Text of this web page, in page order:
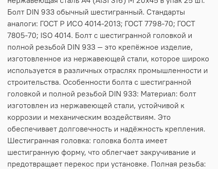
Болт DIN 933 обычный шестигранный. Стандарты
аналоги: ГОСТ Р ИСО 4014-2013; ГОСТ 7798-70; ГОСТ
7805-70; ISO 4014. Болт с шестигранной головкой и
полной резьбой DIN 933 — это крепёжное изделие,
изготовленное из нержавеющей стали, которое широко
используется в различных отраслях промышленности и
строительства. Особенности болта с шестигранной
головкой и полной резьбой DIN 933: Материал: болт
изготовлен из нержавеющей стали, устойчивой к
коррозии и механическим воздействиям. Это
обеспечивает долговечность и надёжность крепления.
Шестигранная головка: головка болта имеет
шестигранную форму, что облегчает закручивание и
предотвращает перекос при установке. Полная резьба: